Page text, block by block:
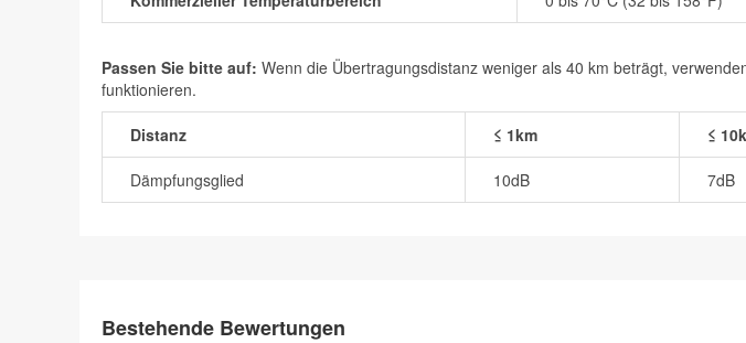
Passen Sie bitte auf: Wenn die Übertragungsdistanz weniger als 40 km beträgt,
funktionieren.
Distanz ≤ 1km ≤
Dämpfungsglied 10dB 7dB
Bestehende Bewertungen